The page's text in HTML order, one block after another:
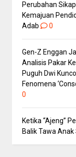
Perubahan
Kemajuan
Adab
0
Gen-Z Enggan
Analisis Pakar
Puguh Dwi
Fenomena
0
Ketika “Ajeng”
Balik Tawa Anak